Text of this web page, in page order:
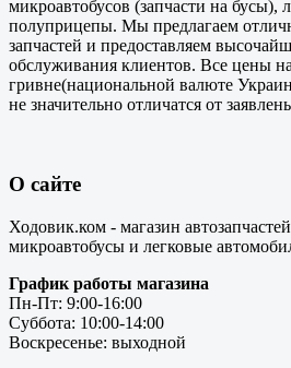
микроавтобусов (запчасти на бусы),
полуприцепы. Мы предлагаем
запчастей и предоставляем
обслуживания клиентов. Все цены
гривне(национальной валюте
не значительно отличатся от
О сайте
Ходовик.ком - магазин
микроавтобусы и легковые
График работы магазина
Пн-Пт: 9:00-16:00
Суббота: 10:00-14:00
Воскресенье: выходной